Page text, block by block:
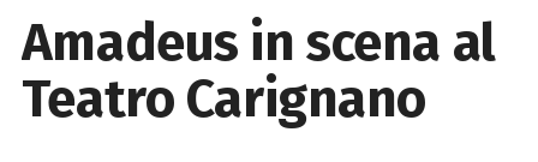
Amadeus in scena al
Teatro Carignano